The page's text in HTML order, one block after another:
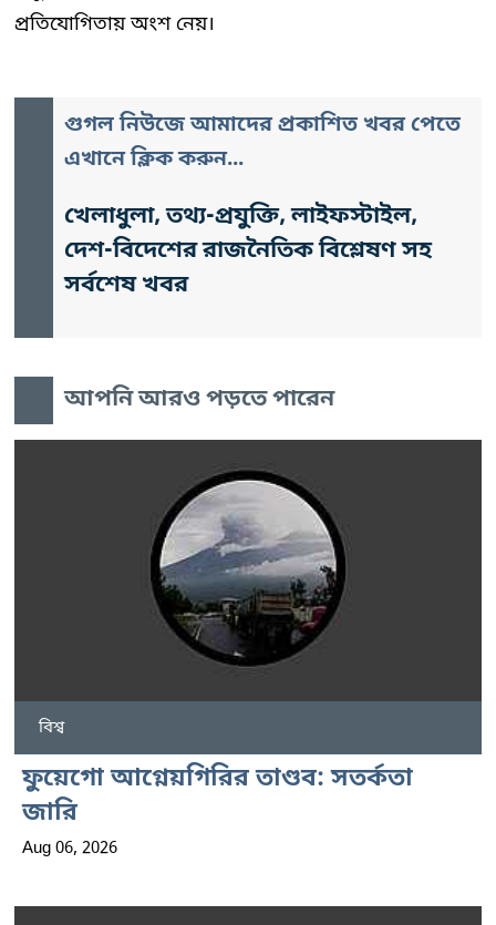
প্রতিযোগিতায় অংশ নেয়।
গুগল নিউজে আমাদের প্রকাশিত খবর পেতে
এখানে ক্লিক করুন...
খেলাধুলা, তথ্য-প্রযুক্তি, লাইফস্টাইল,
দেশ-বিদেশের রাজনৈতিক বিশ্লেষণ সহ
সর্বশেষ খবর
আপনি আরও পড়তে পারেন
বিশ্ব
ফুয়েগো আগ্নেয়গিরির তাণ্ডব: সতর্কতা
জারি
Aug 06, 2026